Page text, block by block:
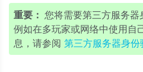
重要： 您将需要第三方服务器
例如在多玩家或网络中使用自
息，请参阅 第三方服务器身份